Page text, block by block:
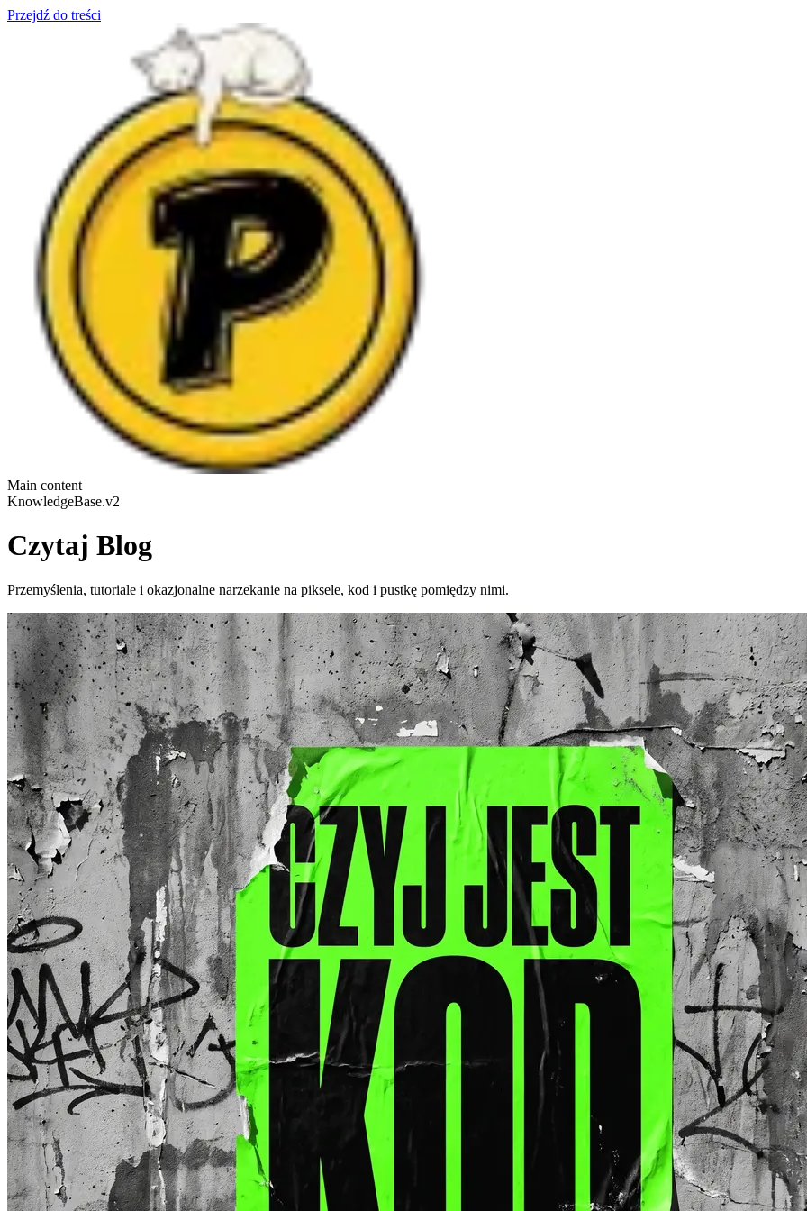
Przejdź do treści
Main content
KnowledgeBase.v2
Czytaj Blog
Przemyślenia, tutoriale i okazjonalne narzekanie na piksele, kod i pustkę pomiędzy nimi.